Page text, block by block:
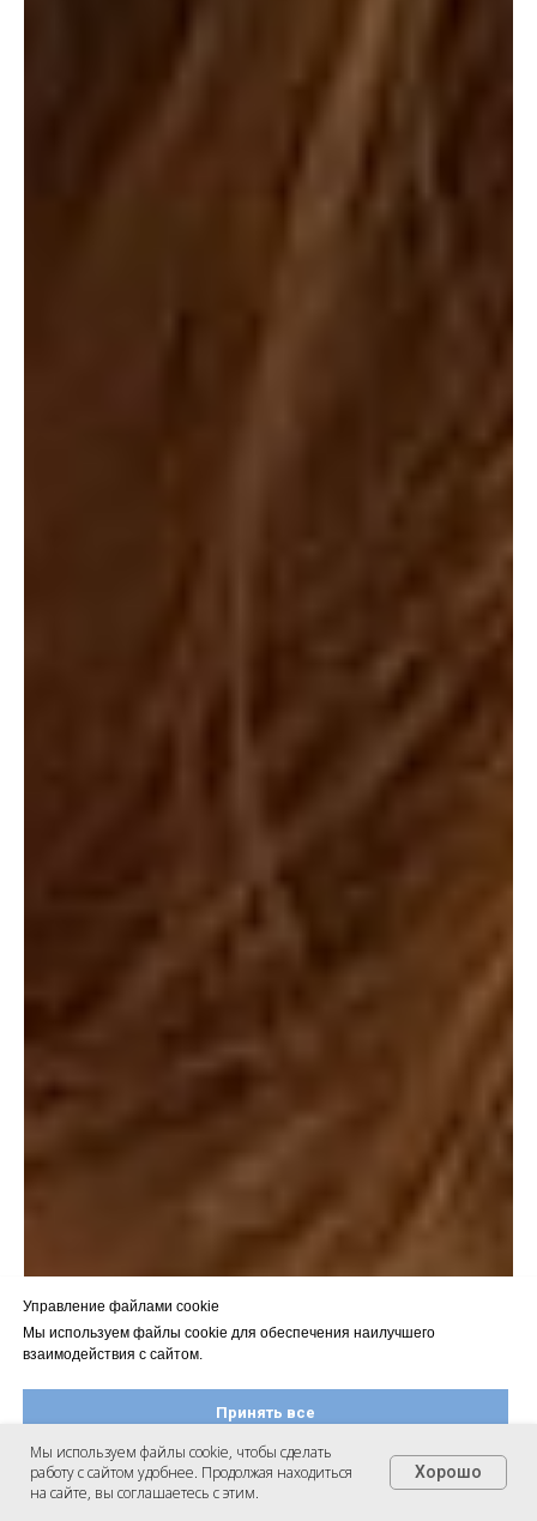
Управление файлами cookie
Мы используем файлы cookie для обеспечения наилучшего
взаимодействия с сайтом.
Принять все
Настроить файлы cookie
Мы используем файлы cookie, чтобы сделать
работу с сайтом удобнее. Продолжая находиться
на сайте, вы соглашаетесь с этим.
Хорошо